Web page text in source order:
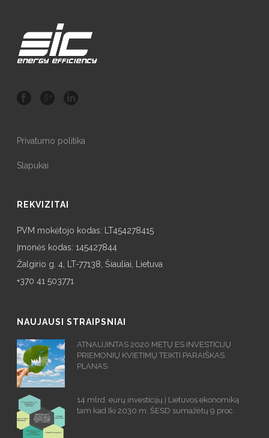
Privatumo politika
Slapukai
REKVIZITAI
PVM mokėtojo kodas: LT454278415
Įmonės kodas: 145427844
Žalgirio g. 4, LT-77138, Šiauliai, Lietuva
+370 41 503771
NAUJAUSI STRAIPSNIAI
ATNAUJINTAS 2020 METŲ ES INVESTICIJŲ
PRIEMONIŲ KVIETIMŲ TEIKTI PARAIŠKAS
PLANAS
14 mlrd. eurų investicijų į Lietuvos ekonomiką
tam kad Iki 2030 m. ŠESD sumažėtų 9 proc.